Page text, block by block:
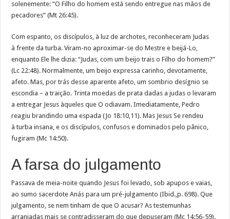
solenemente: “O Filho do homem está sendo entregue nas mãos de
pecadores” (Mt 26:45).
Com espanto, os discípulos, à luz de archotes, reconheceram Judas
à frente da turba. Viram-no aproximar-se do Mestre e beijá-Lo,
enquanto Ele lhe dizia: “Judas, com um beijo trais o Filho do homem?”
(Lc 22:48). Normalmente, um beijo expressa carinho, devotamente,
afeto. Mas, por trás desse aparente afeto, um sombrio desígnio se
escondia – a traição. Trinta moedas de prata dadas a judas o levaram
a entregar Jesus àqueles que O odiavam. Imediatamente, Pedro
reagiu brandindo uma espada (Jo 18:10,11). Mas Jesus Se rendeu
à turba insana, e os discípulos, confusos e dominados pelo pânico,
fugiram (Mc 14:50).
A farsa do julgamento
Passava de meia-noite quando Jesus foi levado, sob apupos e vaias,
ao sumo sacerdote Anás para um pré-julgamento (Ibid.,p. 698). Que
julgamento, se nem tinham de que O acusar? As testemunhas
arranjadas mais se contradisseram do que depuseram (Mc 14:56-59).